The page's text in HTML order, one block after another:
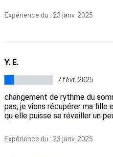
Expérience du : 23 janv. 2025
Y. E.
7 févr. 2025
changement de rythme du
pas, je viens récupérer ma fille
qu elle puisse se réveiller un
Expérience du : 23 janv. 2025